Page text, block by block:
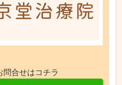
問合せはコチラ